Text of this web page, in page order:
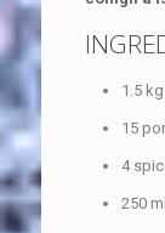
1.5
15
4
250